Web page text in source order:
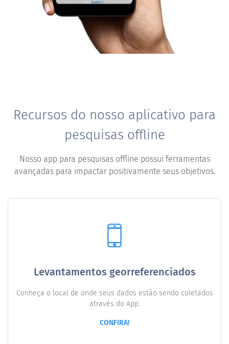
Recursos do nosso aplicativo para
pesquisas offline
Nosso app para pesquisas offline possui ferramentas
avançadas para impactar positivamente seus objetivos.
Levantamentos georreferenciados
Conheça o local de onde seus dados estão sendo coletados
através do App.
CONFIRA!